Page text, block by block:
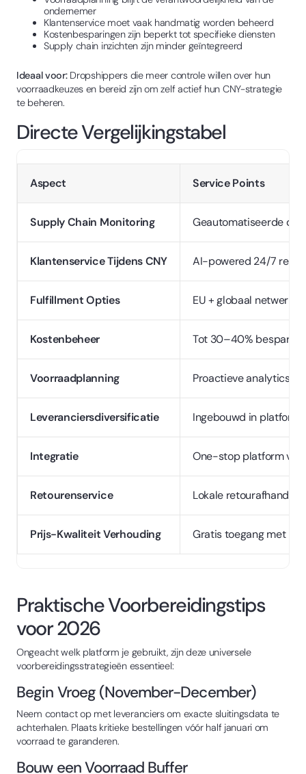
ondernemer
Klantenservice moet vaak handmatig worden beheerd
Kostenbesparingen zijn beperkt tot specifieke diensten
Supply chain inzichten zijn minder geïntegreerd
Ideaal voor:Dropshippers die meer controle willen over hun
voorraadkeuzes en bereid zijn om zelf actief hun CNY-strategie
te beheren.
Directe Vergelijkingstabel
Aspect Service Points
Supply Chain Monitoring Geautomatiseerde
Klantenservice Tijdens CNY AI-powered 24/7
Fulfillment Opties EU + globaal netwerk,
Kostenbeheer Tot 30–40%
Voorraadplanning Proactieve analytics
Leveranciersdiversificatie Ingebouwd in platform
Integratie One-stop platform
Retourenservice Lokale
Prijs-Kwaliteit Verhouding Gratis toegang met
Praktische Voorbereidingstips
voor 2026
Ongeacht welk platform je gebruikt, zijn deze universele
voorbereidingsstrategieën essentieel:
Begin Vroeg (November-December)
Neem contact op met leveranciers om exacte sluitingsdata te
achterhalen. Plaats kritieke bestellingen vóór half januari om
voorraad te garanderen.
Bouw een Voorraad Buffer